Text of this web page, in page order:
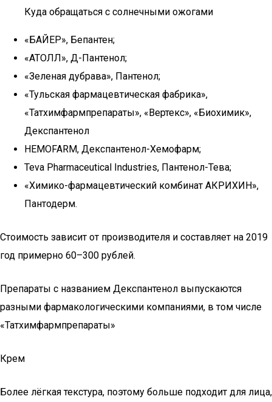
Куда обращаться с солнечными ожогами
«БАЙЕР», Бепантен;
«АТОЛЛ», Д-Пантенол;
«Зеленая дубрава», Пантенол;
«Тульская фармацевтическая фабрика»,
«Татхимфармпрепараты», «Вертекс», «Биохимик»,
Декспантенол
HEMOFARM, Декспантенол-Хемофарм;
Teva Pharmaceutical Industries, Пантенол-Тева;
«Химико-фармацевтический комбинат АКРИХИН»,
Пантодерм.
Стоимость зависит от производителя и составляет на 2019
год примерно 60–300 рублей.
Препараты с названием Декспантенол выпускаются
разными фармакологическими компаниями, в том числе
«Татхимфармпрепараты»
Крем
Более лёгкая текстура, поэтому больше подходит для лица,